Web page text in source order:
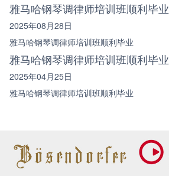
雅马哈钢琴调律师培训班顺利毕业
2025年08月28日
雅马哈钢琴调律师培训班顺利毕业
雅马哈钢琴调律师培训班顺利毕业
2025年04月25日
雅马哈钢琴调律师培训班顺利毕业